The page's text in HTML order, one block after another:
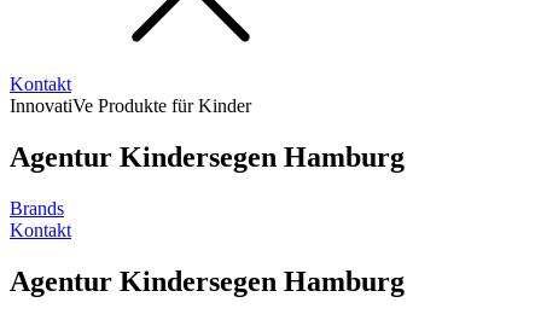
Kontakt
InnovatiVe Produkte für Kinder
Agentur Kindersegen Hamburg
Brands
Kontakt
Agentur Kindersegen Hamburg